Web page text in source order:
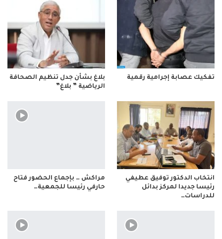
تفكيك عصابة إجرامية رقمية
بلاغ بشأن جدل تنظيم الصحافة
الرياضية ” بلاغ”
انتخاب الدكتور توفيق عطيفي
رئيسا جديدا لمركز بدائل
للدراسات…
مراكش … بإجماع الحضور فتاح
حارفي رئيسا للجمعية…